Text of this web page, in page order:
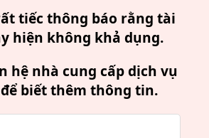
tiếc thông báo rằng tài
hiện không khả dụng.
hệ nhà cung cấp dịch vụ
biết thêm thông tin.